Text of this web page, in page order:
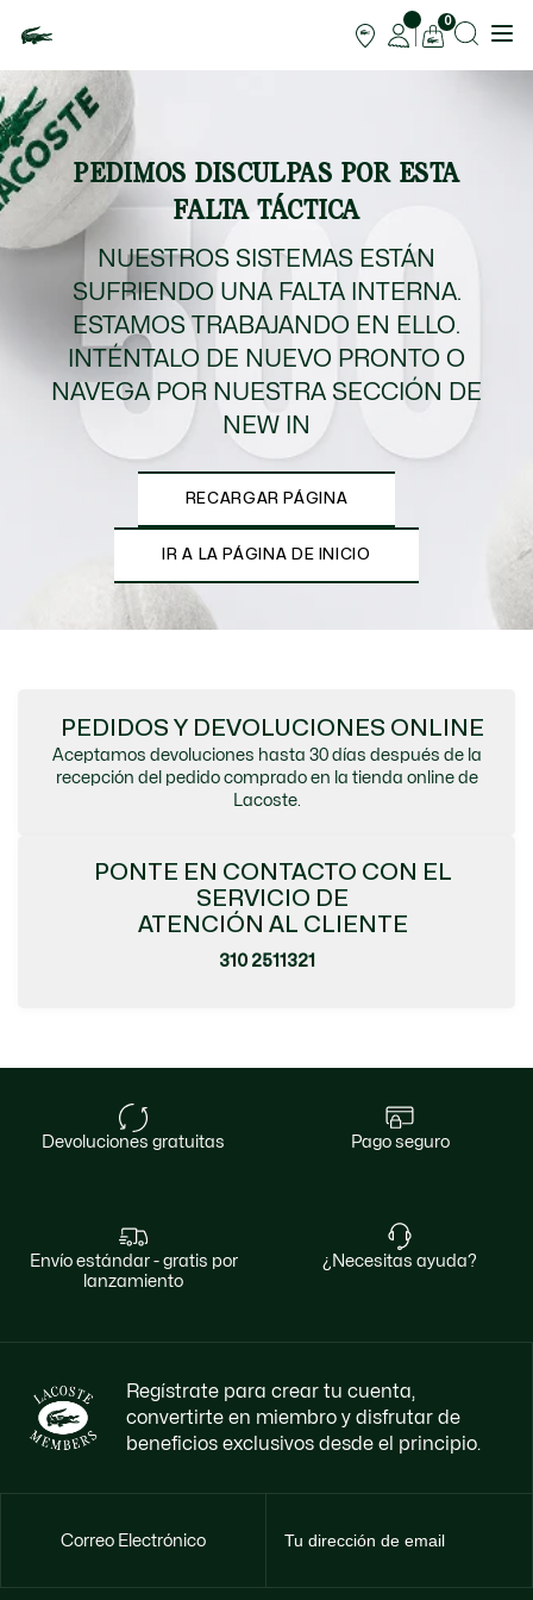
0
PEDIMOS DISCULPAS POR ESTA
FALTA TÁCTICA
NUESTROS SISTEMAS ESTÁN
SUFRIENDO UNA FALTA INTERNA.
ESTAMOS TRABAJANDO EN ELLO.
INTÉNTALO DE NUEVO PRONTO O
NAVEGA POR NUESTRA SECCIÓN DE
NEW IN
RECARGAR PÁGINA
IR A LA PÁGINA DE INICIO
PEDIDOS Y DEVOLUCIONES ONLINE
Aceptamos devoluciones hasta 30 días después de la
recepción del pedido comprado en la tienda online de
Lacoste.
PONTE EN CONTACTO CON EL
SERVICIO DE
ATENCIÓN AL CLIENTE
310 2511321
devoluciones gratuitas pago seguro
envío estándar - gratis por
lanzamiento
¿necesitas ayuda?
Regístrate para crear tu cuenta,
convertirte en miembro y disfrutar de
beneficios exclusivos desde el principio.
Correo Electrónico